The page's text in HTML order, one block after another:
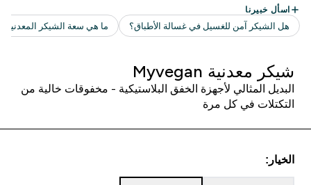
شيكر معدنية Myvegan
البديل المثالي لأجهزة الخفق البلاستيكية - مخفوقات خالية من
التكتلات في كل مرة
الخيار: